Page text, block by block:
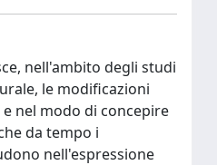
nell'ambito degli studi
le modificazioni
nel modo di concepire
da tempo i
nell'espressione